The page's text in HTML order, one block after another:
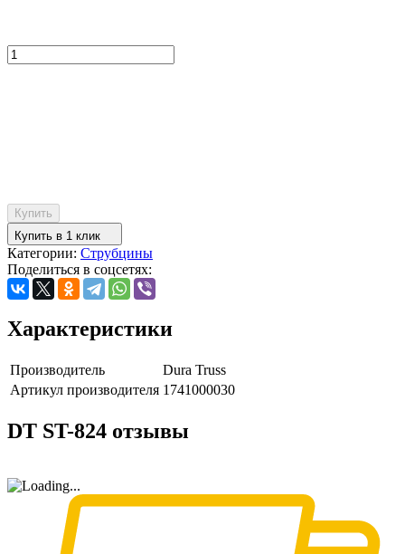
Купить
Купить в 1 клик
Категории: Струбцины
Поделиться в соцсетях:
Характеристики
Производитель
Dura Truss
Артикул производителя 1741000030
DT ST-824 отзывы